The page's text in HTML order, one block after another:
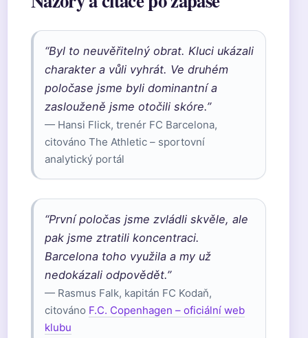
“Byl to neuvěřitelný obrat. Kluci ukázali
charakter a vůli vyhrát. Ve druhém
poločase jsme byli dominantní a
zaslouženě jsme otočili skóre.”
— Hansi Flick, trenér FC Barcelona,
citováno The Athletic – sportovní
analytický portál
“První poločas jsme zvládli skvěle, ale
pak jsme ztratili koncentraci.
Barcelona toho využila a my už
nedokázali odpovědět.”
— Rasmus Falk, kapitán FC Kodaň,
citováno F.C. Copenhagen – oficiální web
klubu